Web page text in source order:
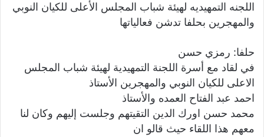
اللجنه التمهيديه لهيئة شباب المجلس الأعلى للكيان النوبي
والمهجرين بحلفا تدشن فعالياتها
حلفا: رمزي حسن
في لقاد مع أسرة اللجنة التمهيدية لهيئة شباب المجلس
الاعلى للكيان النوبي والمهجرين الأستاذ
احمد عبد الفتاح العمده والأستاذ
محمد حسن اورك الدين التقيتهم وجلست إليهم وكان لنا
معهم هذا اللقاء حيث قالو ان